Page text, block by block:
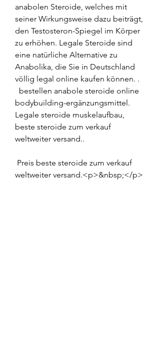
anabolen Steroide, welches mit
seiner Wirkungsweise dazu beiträgt,
den Testosteron-Spiegel im Körper
zu erhöhen. Legale Steroide sind
eine natürliche Alternative zu
Anabolika, die Sie in Deutschland
völlig legal online kaufen können. .
bodybuilding-ergänzungsmittel.
Legale steroide muskelaufbau,
beste steroide zum verkauf
weltweiter versand..
weltweiter versand.<p>&nbsp;</p>